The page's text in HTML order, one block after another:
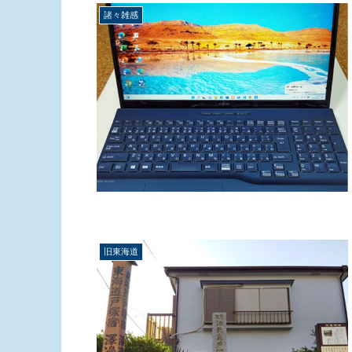
諸々雑感
旧東海道